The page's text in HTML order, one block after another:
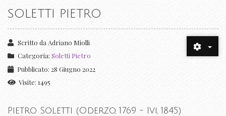
SOLETTI PIETRO
Scritto da Adriano Miolli
Categoria: Soletti Pietro
Pubblicato: 28 Giugno 2022
Visite: 1495
Pietro Soletti (Oderzo, 1769 - Ivi, 1845)